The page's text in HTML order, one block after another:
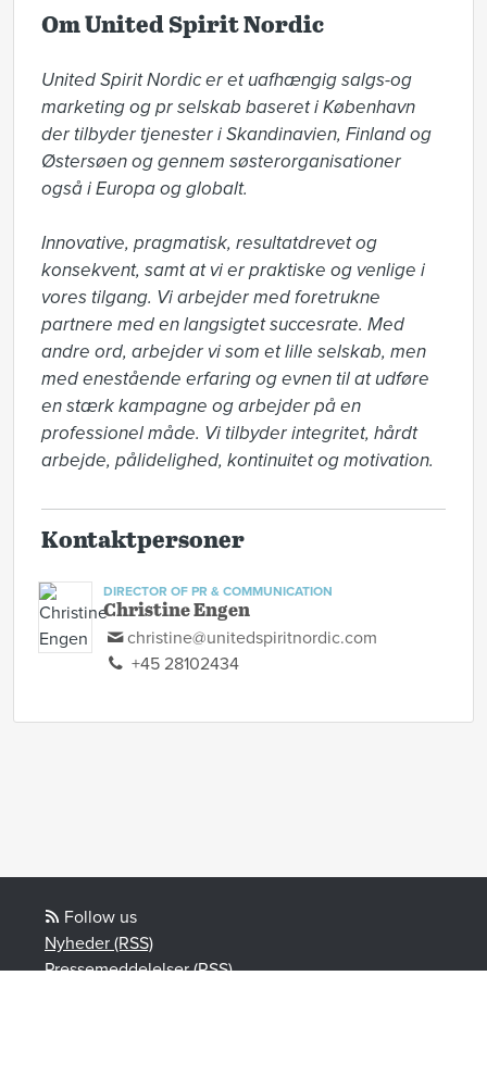
Om United Spirit Nordic
United Spirit Nordic er et uafhængig salgs-og
marketing og pr selskab baseret i København
der tilbyder tjenester i Skandinavien, Finland og
Østersøen og gennem søsterorganisationer
også i Europa og globalt.
Innovative, pragmatisk, resultatdrevet og
konsekvent, samt at vi er praktiske og venlige i
vores tilgang. Vi arbejder med foretrukne
partnere med en langsigtet succesrate. Med
andre ord, arbejder vi som et lille selskab, men
med enestående erfaring og evnen til at udføre
en stærk kampagne og arbejder på en
professionel måde. Vi tilbyder integritet, hårdt
arbejde, pålidelighed, kontinuitet og motivation.
Kontaktpersoner
DIRECTOR OF PR & COMMUNICATION
Christine Engen
christine@unitedspiritnordic.com
+45 28102434
Follow us
Nyheder (RSS)
Pressemeddelelser (RSS)